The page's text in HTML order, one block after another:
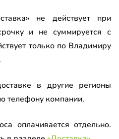
не действует при
и не суммируется с
только по Владимиру
в другие регионы
телефону компании.
оплачивается отдельно.